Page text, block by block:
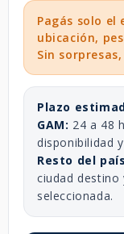
Pagás solo el
ubicación,
Sin
Plazo
GAM: 24 a 48
disponibilidad
Resto del
ciudad
seleccionada.